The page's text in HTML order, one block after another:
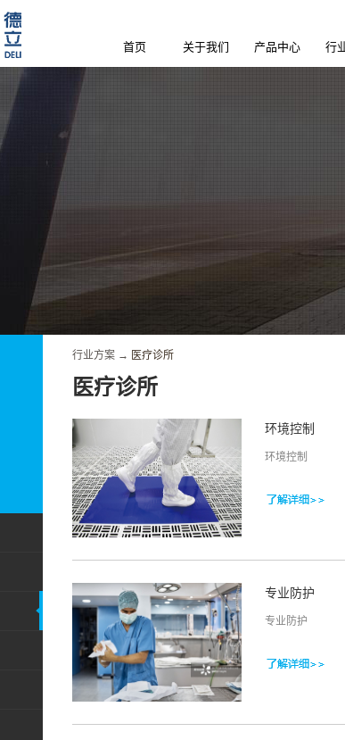
首页 关于我们 产品中心 行
行业方案 → 医疗诊所
医疗诊所
环境控制
环境控制
专业防护
专业防护